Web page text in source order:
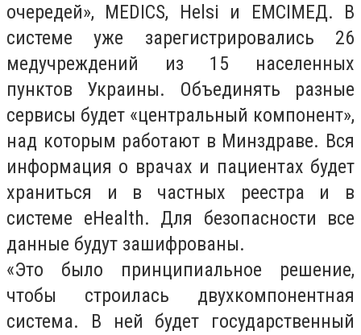
очередей», MEDICS, Helsi и ЕМСІМЕД. В
системе уже зарегистрировались 26
медучреждений из 15 населенных
пунктов Украины. Объединять разные
сервисы будет «центральный компонент»,
над которым работают в Минздраве. Вся
информация о врачах и пациентах будет
храниться и в частных реестра и в
системе eHeаlth. Для безопасности все
данные будут зашифрованы.
«Это было принципиальное решение,
чтобы строилась двухкомпонентная
система. В ней будет государственный